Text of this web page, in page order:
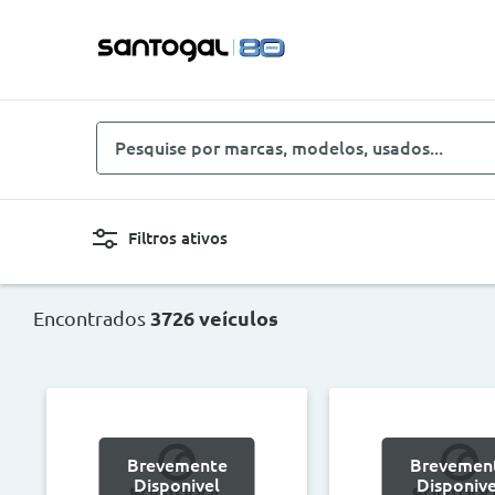
Pesquise
por
usados...
Filtros ativos
Novo, Usado, ...
Preço Ano
<
Encontrados 3726 veículos
Brevemente
Disponivel